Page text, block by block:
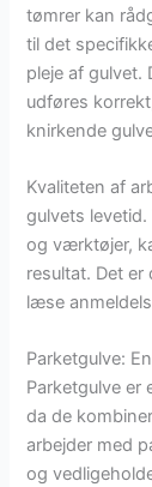
tømrer kan
til det
pleje af gulvet.
udføres
knirkende
Kvaliteten af
gulvets
og værktøjer,
resultat. Det
læse
Parketgulve:
Parketgulve er
da de
arbejder med
og